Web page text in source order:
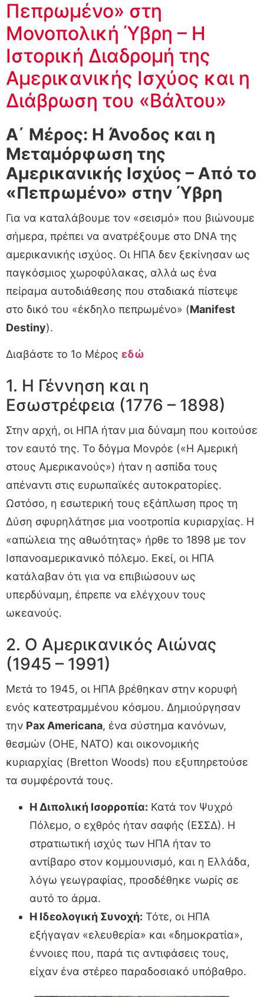
Πεπρωμένο» στη
Μονοπολική Ύβρη – Η
Ιστορική Διαδρομή της
Αμερικανικής Ισχύος και η
Διάβρωση του «Βάλτου»
Α΄ Μέρος: Η Άνοδος και η
Μεταμόρφωση της
Αμερικανικής Ισχύος – Από το
«Πεπρωμένο» στην Ύβρη
Για να καταλάβουμε τον «σεισμό» που βιώνουμε
σήμερα, πρέπει να ανατρέξουμε στο DNA της
αμερικανικής ισχύος. Οι ΗΠΑ δεν ξεκίνησαν ως
παγκόσμιος χωροφύλακας, αλλά ως ένα
πείραμα αυτοδιάθεσης που σταδιακά πίστεψε
στο δικό του «έκδηλο πεπρωμένο» (Manifest
Destiny).
Διαβάστε το 1ο Μέρος εδώ
1. Η Γέννηση και η
Εσωστρέφεια (1776 – 1898)
Στην αρχή, οι ΗΠΑ ήταν μια δύναμη που κοιτούσε
τον εαυτό της. Το δόγμα Μονρόε («Η Αμερική
στους Αμερικανούς») ήταν η ασπίδα τους
απέναντι στις ευρωπαϊκές αυτοκρατορίες.
Ωστόσο, η εσωτερική τους εξάπλωση προς τη
Δύση σφυρηλάτησε μια νοοτροπία κυριαρχίας. Η
«απώλεια της αθωότητας» ήρθε το 1898 με τον
Ισπανοαμερικανικό πόλεμο. Εκεί, οι ΗΠΑ
κατάλαβαν ότι για να επιβιώσουν ως
υπερδύναμη, έπρεπε να ελέγχουν τους
ωκεανούς.
2. Ο Αμερικανικός Αιώνας
(1945 – 1991)
Μετά το 1945, οι ΗΠΑ βρέθηκαν στην κορυφή
ενός κατεστραμμένου κόσμου. Δημιούργησαν
την Pax Americana, ένα σύστημα κανόνων,
θεσμών (ΟΗΕ, ΝΑΤΟ) και οικονομικής
κυριαρχίας (Bretton Woods) που εξυπηρετούσε
τα συμφέροντά τους.
Η Διπολική Ισορροπία: Κατά τον Ψυχρό
Πόλεμο, ο εχθρός ήταν σαφής (ΕΣΣΔ). Η
στρατιωτική ισχύς των ΗΠΑ ήταν το
αντίβαρο στον κομμουνισμό, και η Ελλάδα,
λόγω γεωγραφίας, προσδέθηκε νωρίς σε
αυτό το άρμα.
Η Ιδεολογική Συνοχή: Τότε, οι ΗΠΑ
εξήγαγαν «ελευθερία» και «δημοκρατία»,
έννοιες που, παρά τις αντιφάσεις τους,
είχαν ένα στέρεο παραδοσιακό υπόβαθρο.